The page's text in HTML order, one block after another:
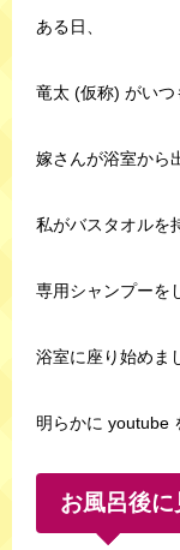
ある日、
竜太 (仮称) がいつ
嫁さんが浴室から
私がバスタオルを
専用シャンプーを
浴室に座り始めま
明らかに youtube
お風呂後